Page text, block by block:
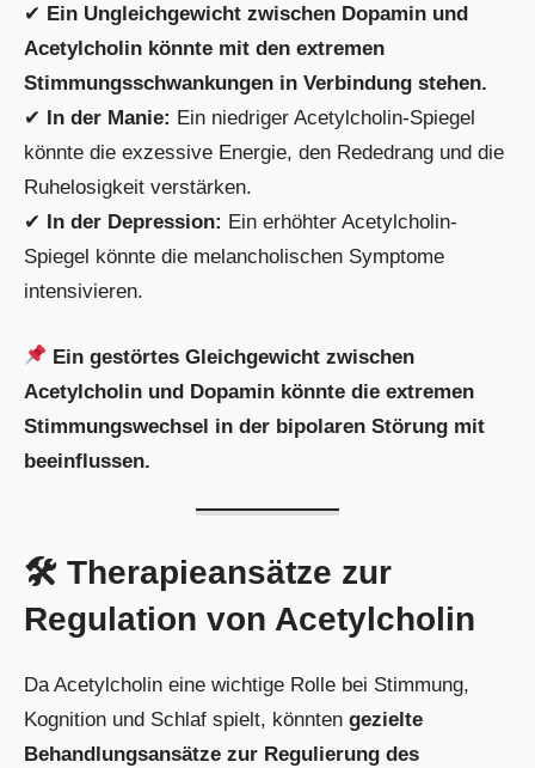
✔ Ein Ungleichgewicht zwischen Dopamin und
Acetylcholin könnte mit den extremen
Stimmungsschwankungen in Verbindung stehen.
✔
In der Manie: Ein niedriger Acetylcholin-Spiegel
könnte die exzessive Energie, den Rededrang und die
Ruhelosigkeit verstärken.
✔
In der Depression: Ein erhöhter Acetylcholin-
Spiegel könnte die melancholischen Symptome
intensivieren.
Ein gestörtes Gleichgewicht zwischen
Acetylcholin und Dopamin könnte die extremen
Stimmungswechsel in der bipolaren Störung mit
beeinflussen.
🛠 Therapieansätze zur
Regulation von Acetylcholin
Da Acetylcholin eine wichtige Rolle bei Stimmung,
Kognition und Schlaf spielt, könnten gezielte
Behandlungsansätze zur Regulierung des